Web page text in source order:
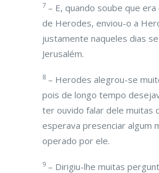
7 – E, quando soube que era
de Herodes, enviou-o a
justamente naqueles dias
Jerusalém.
8 – Herodes alegrou-se
pois de longo tempo
ter ouvido falar dele muitas
esperava presenciar algum
operado por ele.
9 – Dirigiu-lhe muitas